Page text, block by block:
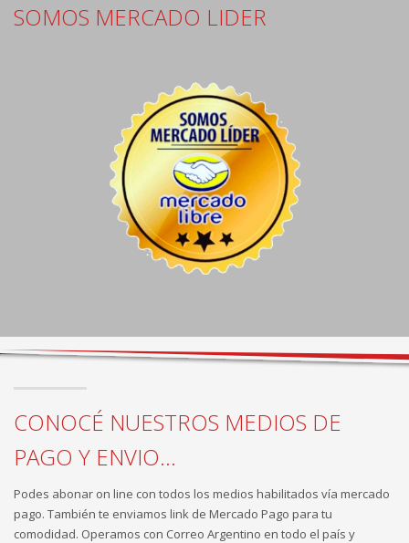
SOMOS MERCADO LIDER
CONOCÉ NUESTROS MEDIOS DE
PAGO Y ENVIO...
Podes abonar on line con todos los medios habilitados vía mercado
pago. También te enviamos link de Mercado Pago para tu
comodidad. Operamos con Correo Argentino en todo el país y